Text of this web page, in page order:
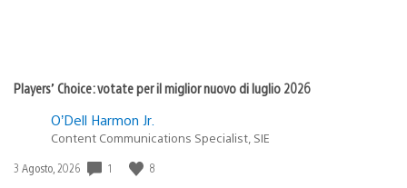
Players’ Choice: votate per il miglior nuovo di luglio 2026
O’Dell Harmon Jr.
Content Communications Specialist, SIE
Data
3 Agosto, 2026 1 8